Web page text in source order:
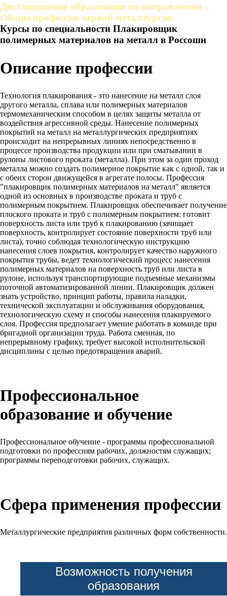
Дистанционное образование по направлению -
Общие профессии черной металлургии
Курсы по специальности Плакировщик
полимерных материалов на металл в Россоши
Описание профессии
Технология плакирования - это нанесение на металл слоя
другого металла, сплава или полимерных материалов
термомеханическим способом в целях защиты металла от
воздействия агрессивной среды. Нанесение полимерных
покрытий на металл на металлургических предприятиях
происходит на непрерывных линиях непосредственно в
процессе производства продукции или при сматывании в
рулоны листового проката (металла). При этом за один проход
металла можно создать полимерное покрытие как с одной, так и
с обеих сторон движущейся в агрегате полосы. Профессия
"плакировщик полимерных материалов на металл" является
одной из основных в производстве проката и труб с
полимерным покрытием. Плакировщик обеспечивает получение
плоского проката и труб с полимерным покрытием: готовит
поверхность листа или труб к плакированию (зачищает
поверхность, контролирует состояние поверхности труб или
листа), точно соблюдая технологическую инструкцию
нанесения слоев покрытия, контролирует качество наружного
покрытия трубы, ведет технологический процесс нанесения
полимерных материалов на поверхность труб или листа в
рулоне, используя транспортирующие подъемные механизмы
поточной автоматизированной линии. Плакировщик должен
знать устройство, принцип работы, правила наладки,
технической эксплуатации и обслуживания оборудования,
технологическую схему и способы нанесения плакируемого
слоя. Профессия предполагает умение работать в команде при
бригадной организации труда. Работа сменная, по
непрерывному графику, требует высокой исполнительской
дисциплины с целью предотвращения аварий.
Профессиональное
образование и обучение
Профессиональное обучение - программы профессиональной
подготовки по профессиям рабочих, должностям служащих;
программы переподготовки рабочих, служащих.
Сфера применения профессии
Металлургические предприятия различных форм собственности.
Возможность получения
образования